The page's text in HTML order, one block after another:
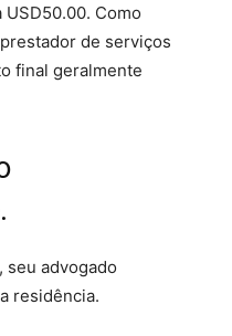
Como
de serviços
final geralmente
seu advogado
residência.